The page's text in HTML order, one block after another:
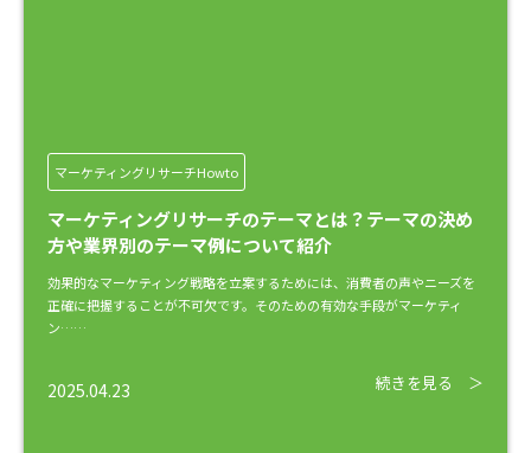
マーケティングリサーチHowto
マーケティングリサーチのテーマとは？テーマの決め
方や業界別のテーマ例について紹介
効果的なマーケティング戦略を立案するためには、消費者の声やニーズを
正確に把握することが不可欠です。そのための有効な手段がマーケティ
ン……
2025.04.23 続きを見る ＞